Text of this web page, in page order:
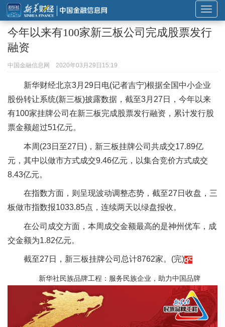
展
开
或
导
航
今年以来有100家新三板公司完成股票发行
融资
中国金融信息网 2020年03月29日15:19
新华财经北京3月29日电(记者吉宁)根据全国中小企业
股份转让系统(新三板)披露数据，截至3月27日，今年以来
有100家挂牌公司在新三板完成股票发行融资，累计发行股
票金额超过51亿元。
本周(23日至27日)，新三板挂牌公司共成交17.89亿
元，其中以做市方式成交9.46亿元，以集合竞价方式成交
8.43亿元。
在指数方面，则呈现波动调整态势，截至27日收盘，三
板做市指数报1033.85点，连续两天以绿盘报收。
在公司成交方面，本周成交金额最高的是神州优车，成
交金额为1.82亿元。
截至27日，新三板挂牌公司总计8762家。(完)
新华社民族品牌工程：服务民族企业，助力中国品牌